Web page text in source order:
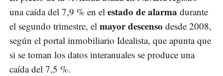
una caída del 7,9 % en el estado de alarma durante
el segundo trimestre, el mayor descenso desde 2008,
según el portal inmobiliario Idealista, que apunta que
si se toman los datos interanuales se produce una
caída del 7,5 %.